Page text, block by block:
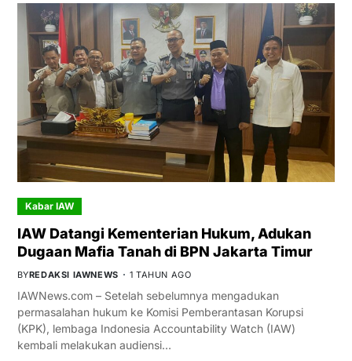
Kabar IAW
IAW Datangi Kementerian Hukum, Adukan
Dugaan Mafia Tanah di BPN Jakarta Timur
BYREDAKSI IAWNEWS 1 TAHUN AGO
IAWNews.com – Setelah sebelumnya mengadukan
permasalahan hukum ke Komisi Pemberantasan Korupsi
(KPK), lembaga Indonesia Accountability Watch (IAW)
kembali melakukan audiensi…